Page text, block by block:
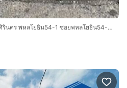
ทาวน์เฮ้าส์ 2 ชั้น 16 ตร.ว. หมู่บ้านศิรินคร พหลโยธิน54-1 ซอยพหลโยธิน54-1 แยก1 ถนนพหลโยธิน ถนนสายไหม เขตสายไหม กรุงเทพมหานคร